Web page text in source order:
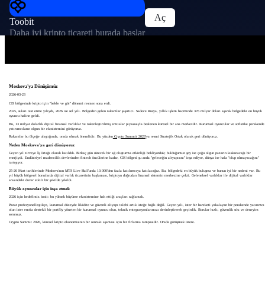
Toobit
Daha iyi kripto ticareti burada başlar
Aç
Moskova'ya Dönüşümüz
2026-03-23
CIS bölgesinde kripto için "bekle ve gör" dönemi resmen sona erdi.
2025, suları test etme yılıydı, 2026 ise sel yılı. Bölgeden gelen rakamlar şaşırtıcı. Sadece Rusya, yıllık işlem hacminde 376 milyar doları aşarak bölgedeki en büyük
oyuncu haline geldi.
Bu, 13 milyar dolarlık dijital finansal varlıklar ve tokenleştirilmiş emtialar piyasasıyla beslenen küresel bir ana merkezdir. Kurumsal oyuncular ve sofistike perakende
yatırımcıların olgun bir ekosistemini görüyoruz.
Rakamlar bu ölçeğe ulaştığında, orada olmak önemlidir. Bu yüzden Crypto Summit 2026'ya resmi Stratejik Ortak olarak geri dönüyoruz.
Neden Moskova'ya geri dönüyoruz
Geçen yıl zirveye İş Ortağı olarak katıldık. Birkaç gün sürecek bir ağ oluşturma etkinliği bekliyorduk; bulduğumuz şey ise çoğu olgun pazarın kıskanacağı bir
enerjiydi. Endüstriyel madencilik devlerinden fintech öncülerine kadar, CIS bölgesi şu anda "geleceğin altyapısını" inşa ediyor, dünya ise hala "olup olmayacağını"
tartışıyor.
25-26 Mart tarihlerinde Moskova'nın MTS Live Hall'unda 10.000'den fazla katılımcıya katılacağız. Bu, bölgedeki en büyük buluşma ve bunun iyi bir nedeni var. Bu
yıl büyük bölgesel borsalarda dijital varlık ticaretinin başlaması, kriptoyu doğrudan finansal sistemin merkezine çekti. Geleneksel varlıklar ile dijital varlıklar
arasındaki duvar etkili bir şekilde yıkıldı.
Büyük oyuncular için inşa etmek
2026 için hedefimiz basit: bu yüksek büyüme ekosistemine hak ettiği araçları sağlamak.
Pazar profesyonelleştikçe, kurumsal düzeyde likidite ve güvenli altyapı talebi artık isteğe bağlı değil. Geçen yılı, ister bir hareketi yakalayan bir perakende yatırımcı
olun ister emtia destekli bir portföy yöneten bir kurumsal oyuncu olun, teknik entegrasyonlarımızı derinleştirerek geçirdik. Borular hızlı, güvenlik sıkı ve deneyim
sorunsuz.
Crypto Summit 2026, küresel kripto ekonomisinin bir sonraki aşaması için bir fırlatma rampasıdır. Orada görüşmek üzere.